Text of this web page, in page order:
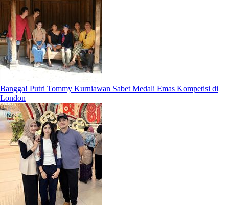
Bangga! Putri Tommy Kurniawan Sabet Medali Emas Kompetisi di
London